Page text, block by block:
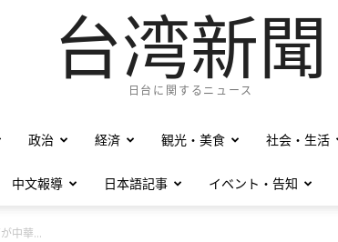
台湾新聞
日台に関するニュース
政治 経済 観光・美食 社会・生活
中文報導 日本語記事 イベント・告知
中華...